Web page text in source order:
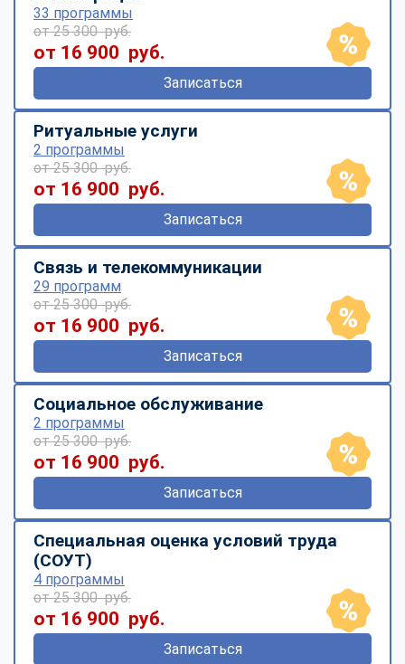
33 программы
от 25 300 руб.
от 16 900 руб.
Записаться
Ритуальные услуги
2 программы
от 25 300 руб.
от 16 900 руб.
Записаться
Связь и телекоммуникации
29 программ
от 25 300 руб.
от 16 900 руб.
Записаться
Социальное обслуживание
2 программы
от 25 300 руб.
от 16 900 руб.
Записаться
Специальная оценка условий труда
(СОУТ)
4 программы
от 25 300 руб.
от 16 900 руб.
Записаться